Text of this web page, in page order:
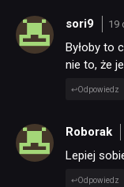
sori9 19
Byłoby to
nie to, że
Odpowiedz
Roborak
Lepiej
Odpowiedz